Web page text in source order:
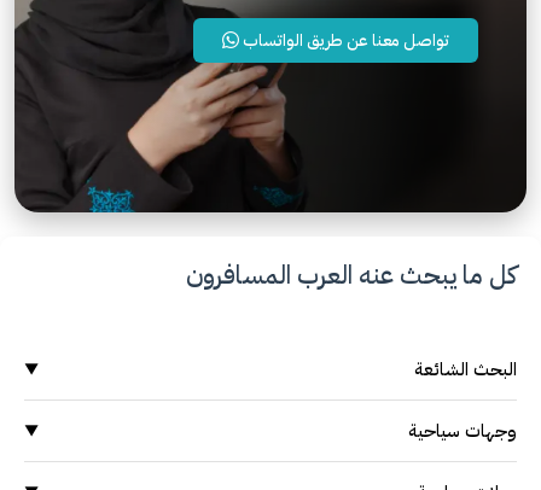
تواصل معنا عن طريق الواتساب
كل ما يبحث عنه العرب المسافرون
البحث الشائعة ▼
وجهات سياحية
السياحة في ماليزيا
السياحة في اندونيسيا
وجهات سياحية ▼